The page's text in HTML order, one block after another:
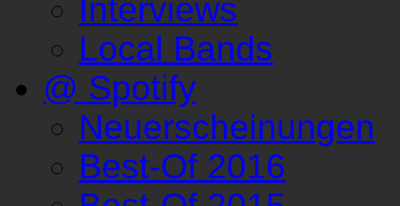
Interviews
Local Bands
@ Spotify
Neuerscheinungen
Best-Of 2016